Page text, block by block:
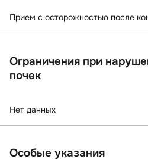
Прием с осторожностью после
Ограничения при
почек
Нет данных
Особые указания